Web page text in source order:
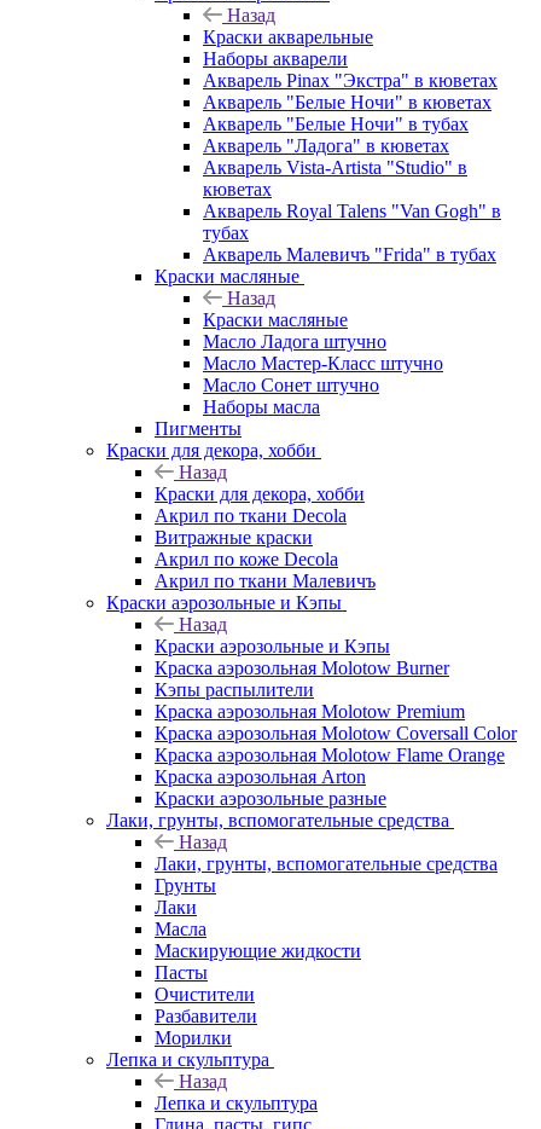
Назад
Краски акварельные
Наборы акварели
Акварель Pinax "Экстра" в кюветах
Акварель "Белые Ночи" в кюветах
Акварель "Белые Ночи" в тубах
Акварель "Ладога" в кюветах
Акварель Vista-Artista "Studio" в
кюветах
Акварель Royal Talens "Van Gogh" в
тубах
Акварель Малевичъ "Frida" в тубах
Краски масляные
Назад
Краски масляные
Масло Ладога штучно
Масло Мастер-Класс штучно
Масло Сонет штучно
Наборы масла
Пигменты
Краски для декора, хобби
Назад
Краски для декора, хобби
Акрил по ткани Decola
Витражные краски
Акрил по коже Decola
Акрил по ткани Малевичъ
Краски аэрозольные и Кэпы
Назад
Краски аэрозольные и Кэпы
Краска аэрозольная Molotow Burner
Кэпы распылители
Краска аэрозольная Molotow Premium
Краска аэрозольная Molotow Coversall Color
Краска аэрозольная Molotow Flame Orange
Краска аэрозольная Arton
Краски аэрозольные разные
Лаки, грунты, вспомогательные средства
Назад
Лаки, грунты, вспомогательные средства
Грунты
Лаки
Масла
Маскирующие жидкости
Пасты
Очистители
Разбавители
Морилки
Лепка и скульптура
Назад
Лепка и скульптура
Глина, пасты, гипс